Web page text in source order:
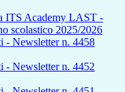
ITS Academy LAST -
scolastico 2025/2026
- Newsletter n. 4458
- Newsletter n. 4452